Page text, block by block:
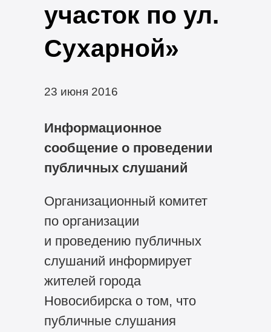
участок по ул.
Сухарной»
23 июня 2016
Информационное
сообщение о проведении
публичных слушаний
Организационный комитет
по организации
и проведению публичных
слушаний информирует
жителей города
Новосибирска о том, что
публичные слушания